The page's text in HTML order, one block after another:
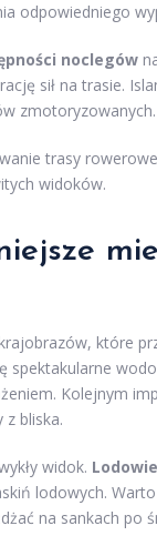
odpowiedniego
noclegów
sił na trasie.
zmotoryzowanych.
trasy
widoków.
które
spektakularne
Kolejnym
z bliska.
widok.
lodowych.
na sankach po